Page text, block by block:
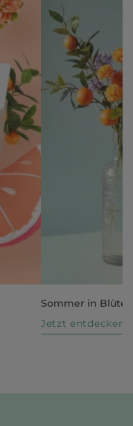
Sommer in Blüte
Jetzt entdecken